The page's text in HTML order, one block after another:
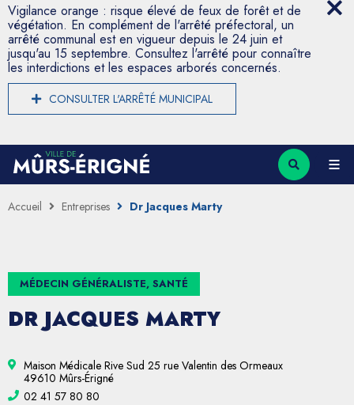
Vigilance orange : risque élevé de feux de forêt et de
végétation. En complément de l'arrêté préfectoral, un
arrêté communal est en vigueur depuis le 24 juin et
jusqu'au 15 septembre. Consultez l'arrêté pour connaître
les interdictions et les espaces arborés concernés.
CONSULTER L'ARRÊTÉ MUNICIPAL
Accueil Entreprises Dr Jacques Marty
MÉDECIN GÉNÉRALISTE, SANTÉ
DR JACQUES MARTY
Maison Médicale Rive Sud 25 rue Valentin des Ormeaux
49610 Mûrs-Érigné
02 41 57 80 80